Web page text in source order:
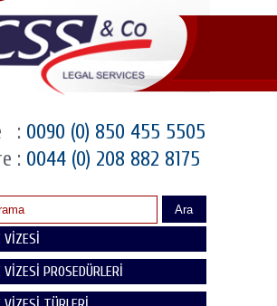
: 0090 (0) 850 455 5505
: 0044 (0) 208 882 8175
Ara
VİZESİ
VİZESİ PROSEDÜRLERİ